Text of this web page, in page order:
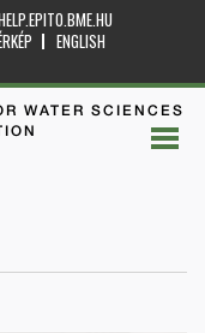
ENGLISH
WATER SCIENCES